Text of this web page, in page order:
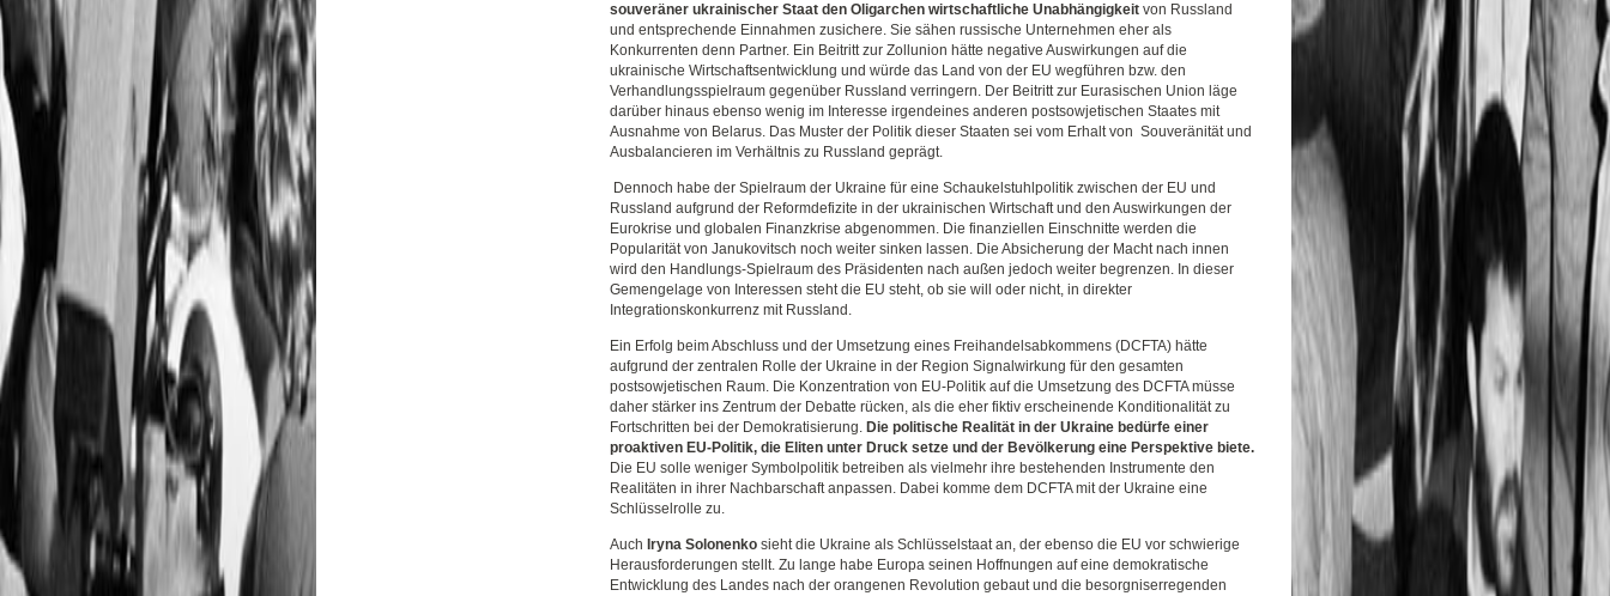
souveräner ukrainischer Staat den Oligarchen wirtschaftliche Unabhängigkeit von Russland
und entsprechende Einnahmen zusichere. Sie sähen russische Unternehmen eher als
Konkurrenten denn Partner. Ein Beitritt zur Zollunion hätte negative Auswirkungen auf die
ukrainische Wirtschaftsentwicklung und würde das Land von der EU wegführen bzw. den
Verhandlungsspielraum gegenüber Russland verringern. Der Beitritt zur Eurasischen Union läge
darüber hinaus ebenso wenig im Interesse irgendeines anderen postsowjetischen Staates mit
Ausnahme von Belarus. Das Muster der Politik dieser Staaten sei vom Erhalt von Souveränität und
Ausbalancieren im Verhältnis zu Russland geprägt.
Dennoch habe der Spielraum der Ukraine für eine Schaukelstuhlpolitik zwischen der EU und
Russland aufgrund der Reformdefizite in der ukrainischen Wirtschaft und den Auswirkungen der
Eurokrise und globalen Finanzkrise abgenommen. Die finanziellen Einschnitte werden die
Popularität von Janukovitsch noch weiter sinken lassen. Die Absicherung der Macht nach innen
wird den Handlungs-Spielraum des Präsidenten nach außen jedoch weiter begrenzen. In dieser
Gemengelage von Interessen steht die EU steht, ob sie will oder nicht, in direkter
Integrationskonkurrenz mit Russland.
Ein Erfolg beim Abschluss und der Umsetzung eines Freihandelsabkommens (DCFTA) hätte
aufgrund der zentralen Rolle der Ukraine in der Region Signalwirkung für den gesamten
postsowjetischen Raum. Die Konzentration von EU-Politik auf die Umsetzung des DCFTA müsse
daher stärker ins Zentrum der Debatte rücken, als die eher fiktiv erscheinende Konditionalität zu
Fortschritten bei der Demokratisierung. Die politische Realität in der Ukraine bedürfe einer
proaktiven EU-Politik, die Eliten unter Druck setze und der Bevölkerung eine Perspektive biete.
Die EU solle weniger Symbolpolitik betreiben als vielmehr ihre bestehenden Instrumente den
Realitäten in ihrer Nachbarschaft anpassen. Dabei komme dem DCFTA mit der Ukraine eine
Schlüsselrolle zu.
Auch Iryna Solonenko sieht die Ukraine als Schlüsselstaat an, der ebenso die EU vor schwierige
Herausforderungen stellt. Zu lange habe Europa seinen Hoffnungen auf eine demokratische
Entwicklung des Landes nach der orangenen Revolution gebaut und die besorgniserregenden